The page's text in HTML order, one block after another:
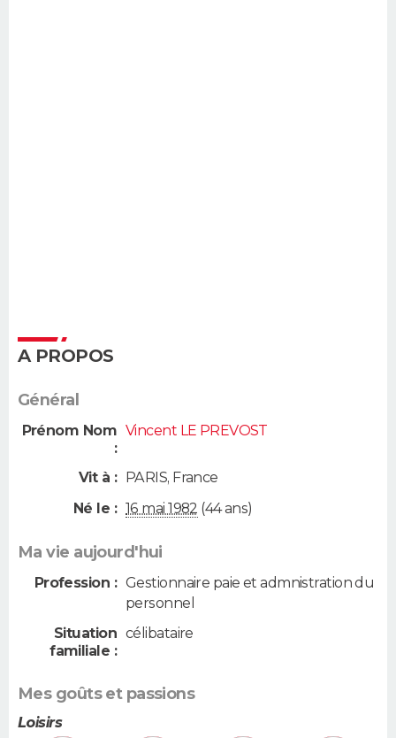
A PROPOS
Général
Prénom Nom
:
Vincent LE PREVOST
Vit à : PARIS, France
Né le : 16 mai 1982 (44 ans)
Ma vie aujourd'hui
Profession : Gestionnaire paie et admnistration du
personnel
Situation
familiale :
célibataire
Mes goûts et passions
Loisirs